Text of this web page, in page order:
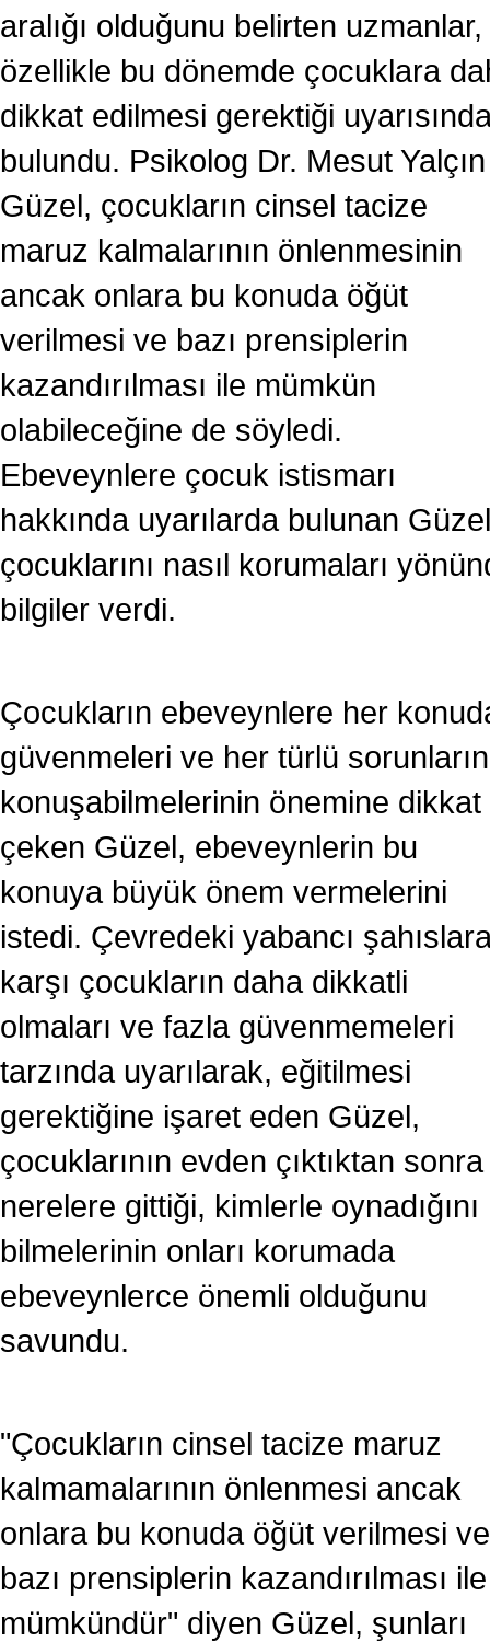
aralığı olduğunu belirten uzmanlar,
özellikle bu dönemde çocuklara
dikkat edilmesi gerektiği
bulundu. Psikolog Dr. Mesut Yalçın
Güzel, çocukların cinsel tacize
maruz kalmalarının önlenmesinin
ancak onlara bu konuda öğüt
verilmesi ve bazı prensiplerin
kazandırılması ile mümkün
olabileceğine de söyledi.
Ebeveynlere çocuk istismarı
hakkında uyarılarda bulunan
çocuklarını nasıl korumaları
bilgiler verdi.
Çocukların ebeveynlere her
güvenmeleri ve her türlü
konuşabilmelerinin önemine dikkat
çeken Güzel, ebeveynlerin bu
konuya büyük önem vermelerini
istedi. Çevredeki yabancı
karşı çocukların daha dikkatli
olmaları ve fazla güvenmemeleri
tarzında uyarılarak, eğitilmesi
gerektiğine işaret eden Güzel,
çocuklarının evden çıktıktan sonra
nerelere gittiği, kimlerle oynadığını
bilmelerinin onları korumada
ebeveynlerce önemli olduğunu
savundu.
"Çocukların cinsel tacize maruz
kalmamalarının önlenmesi ancak
onlara bu konuda öğüt verilmesi ve
bazı prensiplerin kazandırılması ile
mümkündür" diyen Güzel, şunları